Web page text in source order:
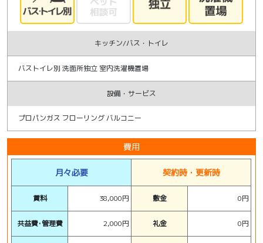
キッチン/バス・トイレ
バストイレ別 洗面所独立 室内洗濯機置場
設備・サービス
プロパンガス フローリング バルコニー
費用
月々必要
賃料 38,000円
共益費･管理費 2,000円
契約時・更新時
敷金 0円
礼金 0円